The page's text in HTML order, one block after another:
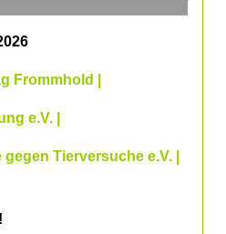
Frommhold |
e.V. |
Tierversuche e.V. |